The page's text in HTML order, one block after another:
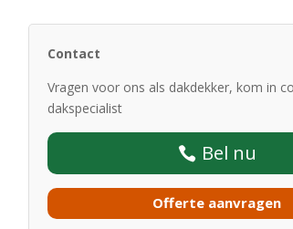
Contact
Vragen voor ons als dakdekker, kom in
dakspecialist
Bel nu
Offerte aanvragen